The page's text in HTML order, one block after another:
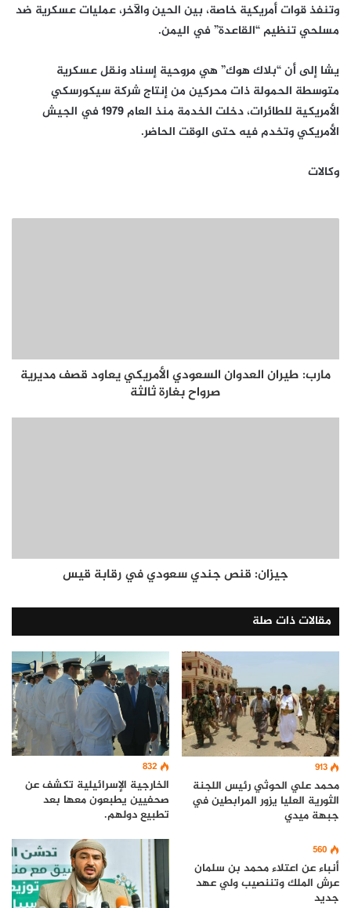
وتنفذ قوات أمريكية خاصة، بين الحين والآخر، عمليات عسكرية ضد
مسلحي تنظيم “القاعدة” في اليمن.
يشا إلى أن “بلاك هوك” هي مروحية إسناد ونقل عسكرية
متوسطة الحمولة ذات محركين من إنتاج شركة سيكورسكي
الأمريكية للطائرات، دخلت الخدمة منذ العام 1979 في الجيش
الأمريكي وتخدم فيه حتى الوقت الحاضر.
وكالات
مارب: طيران العدوان السعودي الأمريكي يعاود قصف مديرية
صرواح بغارة ثالثة
جيزان: قنص جندي سعودي في رقابة قيس
مقالات ذات صلة
913
محمد علي الحوثي رئيس اللجنة
الثورية العليا يزور المرابطين في
جبهة ميدي
832
الخارجية الإسرائيلية تكشف عن
صحفيين يطبعون معها بعد
تطبيع دولهم.
560
أنباء عن اعتلاء محمد بن سلمان
عرش الملك وتننصيب ولي عهد
جديد